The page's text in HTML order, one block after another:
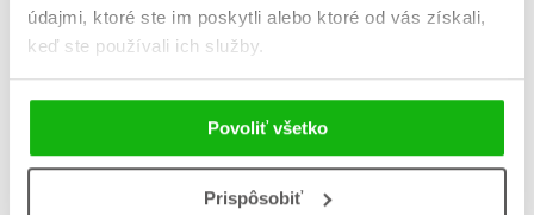
údajmi, ktoré ste im poskytli alebo ktoré od vás získali,
keď ste používali ich služby.
Povoliť všetko
Prispôsobiť
Všetky edície a série
Aktuálne na blogu Matys